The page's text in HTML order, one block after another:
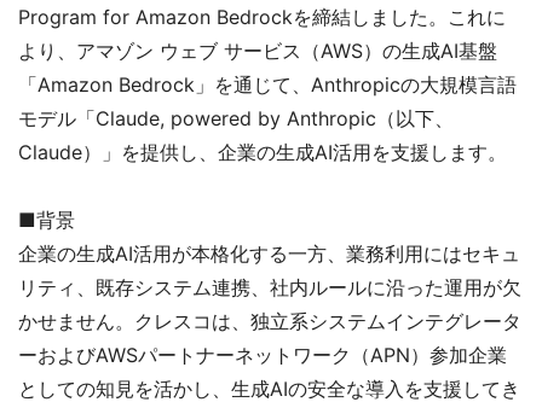
Program for Amazon Bedrockを締結しました。これに
より、アマゾン ウェブ サービス（AWS）の生成AI基盤
「Amazon Bedrock」を通じて、Anthropicの大規模言語
モデル「Claude, powered by Anthropic（以下、
Claude）」を提供し、企業の生成AI活用を支援します。
■背景
企業の生成AI活用が本格化する一方、業務利用にはセキュ
リティ、既存システム連携、社内ルールに沿った運用が欠
かせません。クレスコは、独立系システムインテグレータ
ーおよびAWSパートナーネットワーク（APN）参加企業
としての知見を活かし、生成AIの安全な導入を支援してき